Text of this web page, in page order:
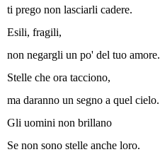
ti prego non lasciarli cadere.
Esili, fragili,
non negargli un po' del tuo amore.
Stelle che ora tacciono,
ma daranno un segno a quel cielo.
Gli uomini non brillano
Se non sono stelle anche loro.